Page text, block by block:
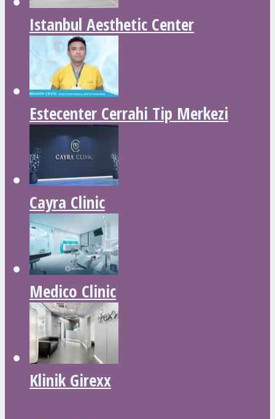
Istanbul Aesthetic Center
Estecenter Cerrahi Tip Merkezi
Cayra Clinic
Medico Clinic
Klinik Girexx